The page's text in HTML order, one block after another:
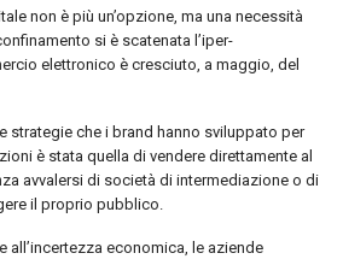
non è più un’opzione, ma una necessità
si è scatenata l’iper-
elettronico è cresciuto, a maggio, del
strategie che i brand hanno sviluppato per
è stata quella di vendere direttamente al
avvalersi di società di intermediazione o di
il proprio pubblico.
all’incertezza economica, le aziende